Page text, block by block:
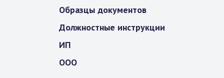
Образцы документов
Должностные инструкции
ИП
ООО